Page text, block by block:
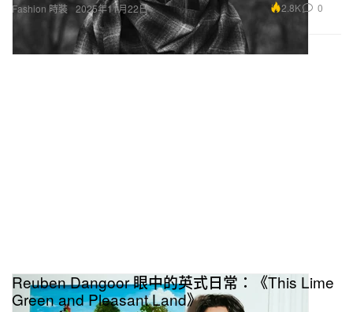
Fashion 時裝 2025年11月22日 2.8K 0
Reuben Dangoor 眼中的英式日常：《This Lime
Green and Pleasant Land》